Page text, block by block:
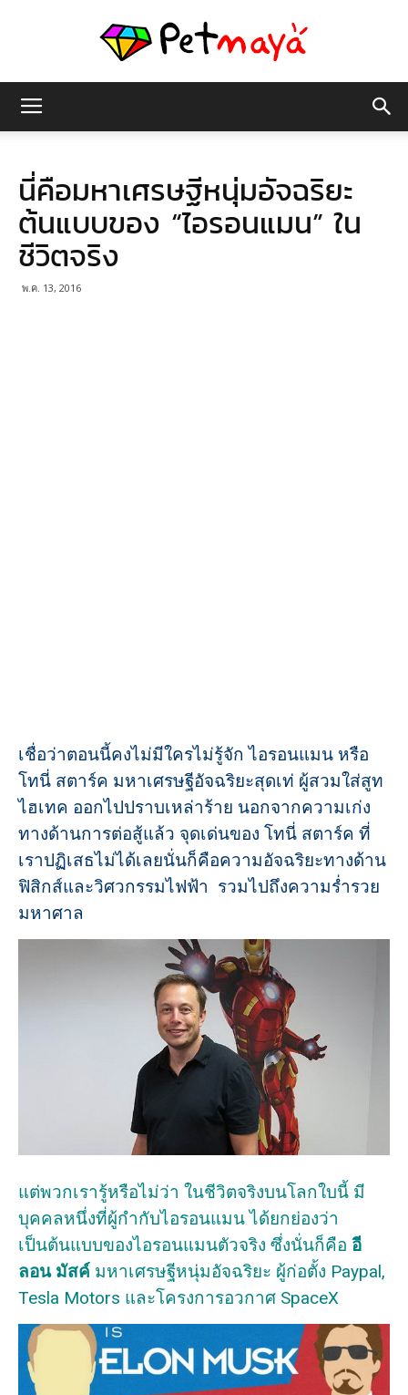
มายา
นี่คือมหาเศรษฐีหนุ่มอัจฉริยะ
ต้นแบบของ “ไอรอนแมน” ใน
ชีวิตจริง
พ.ค. 13, 2016
เชื่อว่าตอนนี้คงไม่มีใครไม่รู้จัก ไอรอนแมน หรือ
โทนี่ สตาร์ค มหาเศรษฐีอัจฉริยะสุดเท่ ผู้สวมใส่สูท
ไฮเทค ออกไปปราบเหล่าร้าย นอกจากความเก่ง
ทางด้านการต่อสู้แล้ว จุดเด่นของ โทนี่ สตาร์ค ที่
เราปฏิเสธไม่ได้เลยนั่นก็คือความอัจฉริยะทางด้าน
ฟิสิกส์และวิศวกรรมไฟฟ้า รวมไปถึงความร่ำรวย
มหาศาล
แต่พวกเรารู้หรือไม่ว่า ในชีวิตจริงบนโลกใบนี้ มี
บุคคลหนึ่งที่ผู้กำกับไอรอนแมน ได้ยกย่องว่า
เป็นต้นแบบของไอรอนแมนตัวจริง ซึ่งนั่นก็คือ อี
ลอน มัสค์ มหาเศรษฐีหนุ่มอัจฉริยะ ผู้ก่อตั้ง Paypal,
Tesla Motors และโครงการอวกาศ SpaceX